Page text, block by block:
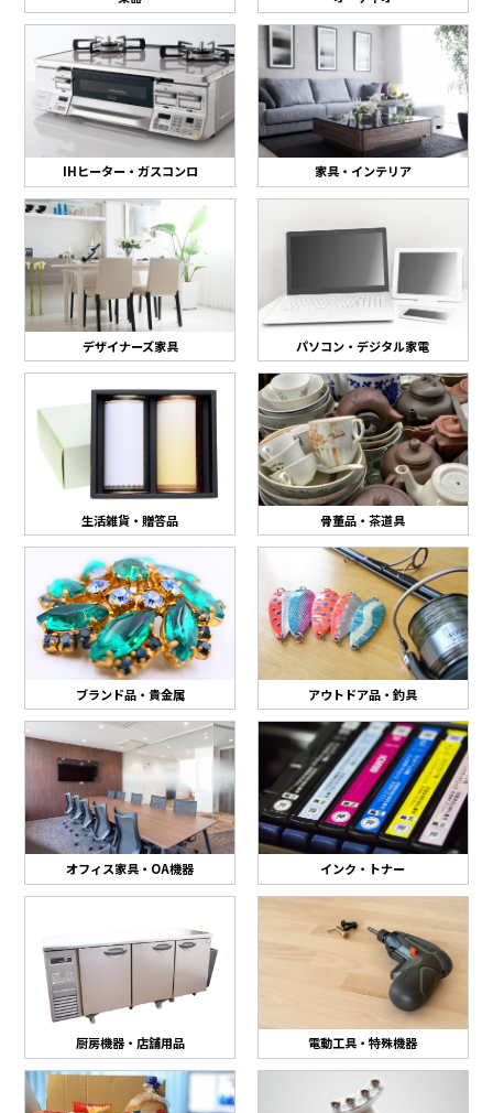
IHヒーター・ガスコンロ 家具・インテリア
デザイナーズ家具 パソコン・デジタル家電
生活雑貨・贈答品 骨董品・茶道具
ブランド品・貴金属 アウトドア品・釣具
オフィス家具・OA機器 インク・トナー
厨房機器・店舗用品 電動工具・特殊機器